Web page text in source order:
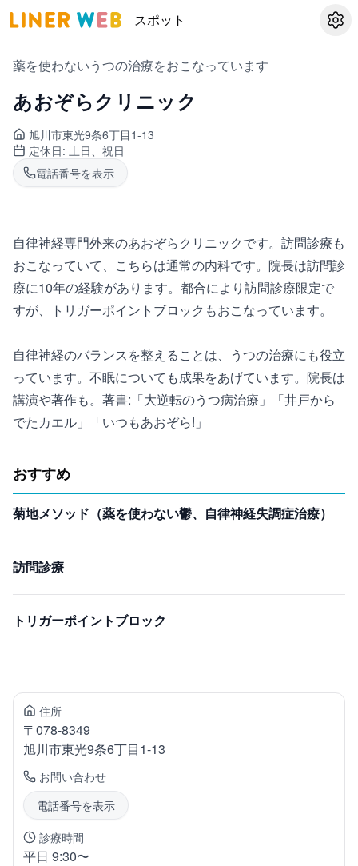
スポット 設定
薬を使わないうつの治療をおこなっています
あおぞらクリニック
旭川市東光9条6丁目1-13
定休日: 土日、祝日
電話番号を表示
自律神経専門外来のあおぞらクリニックです。訪問診療も
おこなっていて、こちらは通常の内科です。院長は訪問診
療に10年の経験があります。都合により訪問診療限定で
すが、トリガーポイントブロックもおこなっています。
自律神経のバランスを整えることは、うつの治療にも役立
っています。不眠についても成果をあげています。院長は
講演や著作も。著書:「大逆転のうつ病治療」「井戸から
でたカエル」「いつもあおぞら!」
おすすめ
菊地メソッド（薬を使わない鬱、自律神経失調症治療）
訪問診療
トリガーポイントブロック
住所
〒078-8349
旭川市東光9条6丁目1-13
お問い合わせ
電話番号を表示
診療時間
平日 9:30〜